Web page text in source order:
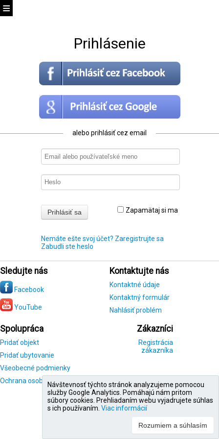
Prihlásenie
alebo prihlásiť cez email
Zapamätaj si ma
Nemáte ešte svoj účet? Zaregistrujte sa
Zabudli ste heslo
Sledujte nás
Facebook
YouTube
Kontaktujte nás
Kontaktné údaje
Kontaktný formulár
Nahlásiť problém
Spolupráca
Pridať objekt
Pridať ubytovanie
Všeobecné podmienky
Ochrana osobných údajov
Zákazníci
Registrácia
zákazníka
Návštevnosť týchto stránok analyzujeme pomocou
služby Google Analytics. Pomáhajú nám pritom
súbory cookies. Prehliadaním webu vyjadrujete súhlas
s ich používaním. Viac informácií